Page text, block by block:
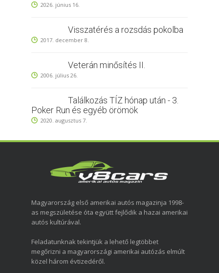
2026. június 16.
Visszatérés a rozsdás pokolba
2017. december 8.
Veterán minősítés II.
2006. július 26.
Találkozás TÍZ hónap után - 3.
Poker Run és egyéb örömök
2020. augusztus 7.
Magyarország első amerikai autós magazinja 1998-
as megszületése óta együtt fejlődik a hazai amerikai
autós kultúrával.
Feladatunknak tekintjük a lehető legtöbbet
megőrizni a magyarországi amerikai autózás elmúlt
közel három évtizedéről.